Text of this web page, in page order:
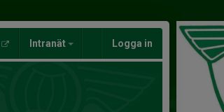
Intranät Logga in